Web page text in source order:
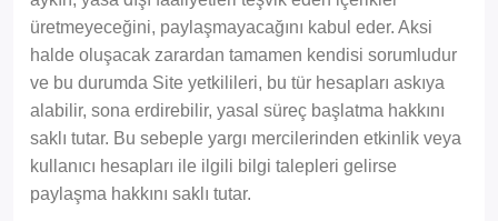
üretmeyeceğini, paylaşmayacağını kabul eder. Aksi
halde oluşacak zarardan tamamen kendisi sorumludur
ve bu durumda Site yetkilileri, bu tür hesapları askıya
alabilir, sona erdirebilir, yasal süreç başlatma hakkını
saklı tutar. Bu sebeple yargı mercilerinden etkinlik veya
kullanıcı hesapları ile ilgili bilgi talepleri gelirse
paylaşma hakkını saklı tutar.